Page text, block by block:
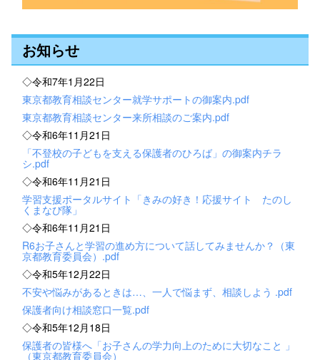
お知らせ
◇令和7年1月22日
東京都教育相談センター就学サポートの御案内.pdf
東京都教育相談センター来所相談のご案内.pdf
◇令和6年11月21日
「不登校の子どもを支える保護者のひろば」の御案内チラ
シ.pdf
◇令和6年11月21日
学習支援ポータルサイト「きみの好き！応援サイト たのし
くまなび隊」
◇令和6年11月21日
R6お子さんと学習の進め方について話してみませんか？（東
京都教育委員会）.pdf
◇令和5年12月22日
不安や悩みがあるときは…、一人で悩まず、相談しよう .pdf
保護者向け相談窓口一覧.pdf
◇令和5年12月18日
保護者の皆様へ「お子さんの学力向上のために大切なこと 」
（東京都教育委員会）